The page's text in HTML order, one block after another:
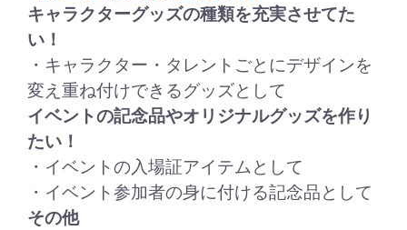
キャラクターグッズの種類を充実させてた
い！
・キャラクター・タレントごとにデザインを
変え重ね付けできるグッズとして
イベントの記念品やオリジナルグッズを作り
たい！
・イベントの入場証アイテムとして
・イベント参加者の身に付ける記念品として
その他